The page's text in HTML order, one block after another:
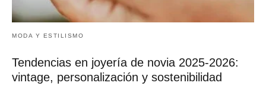
MODA Y ESTILISMO
Tendencias en joyería de novia 2025-2026:
vintage, personalización y sostenibilidad